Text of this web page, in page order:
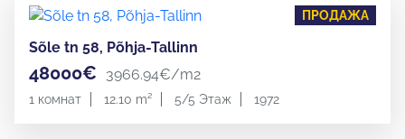
ПРОДАЖА
Sõle tn 58, Põhja-Tallinn
48000€ 3966.94€/m2
1 комнат 12.10 m² 5/5 Этаж 1972